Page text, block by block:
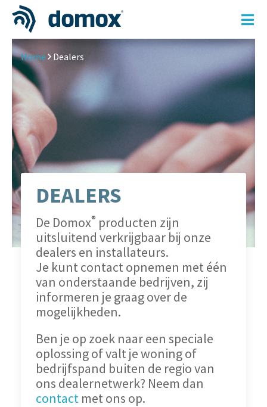
Skip
to
content
Home Dealers
DEALERS
De Domox® producten zijn
uitsluitend verkrijgbaar bij onze
dealers en installateurs.
Je kunt contact opnemen met één
van onderstaande bedrijven, zij
informeren je graag over de
mogelijkheden.
Ben je op zoek naar een speciale
oplossing of valt je woning of
bedrijfspand buiten de regio van
ons dealernetwerk? Neem dan
contact met ons op.